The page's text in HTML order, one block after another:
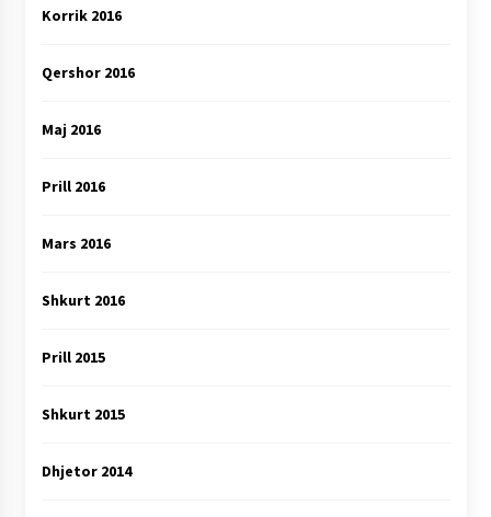
Korrik 2016
Qershor 2016
Maj 2016
Prill 2016
Mars 2016
Shkurt 2016
Prill 2015
Shkurt 2015
Dhjetor 2014